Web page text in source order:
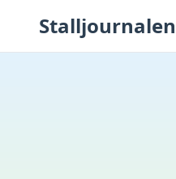
Stalljournalen